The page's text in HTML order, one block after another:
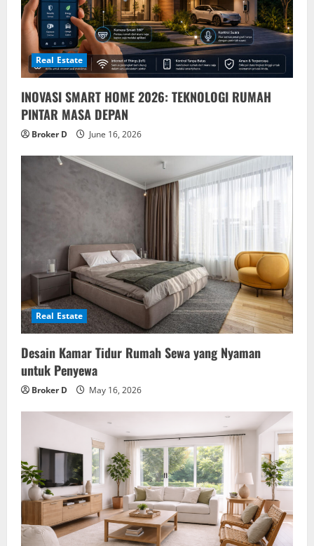
Real Estate
INOVASI SMART HOME 2026: TEKNOLOGI RUMAH
PINTAR MASA DEPAN
Broker D June 16, 2026
Real Estate
Desain Kamar Tidur Rumah Sewa yang Nyaman
untuk Penyewa
Broker D May 16, 2026